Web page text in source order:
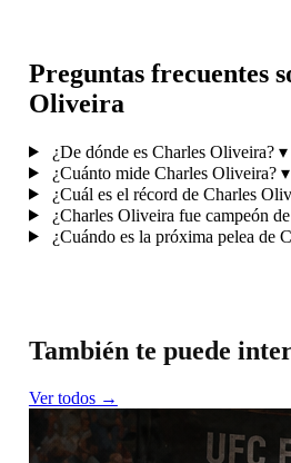
Preguntas frecuentes
Oliveira
¿De dónde es Charles Oliveira? ▾
¿Cuánto mide Charles Oliveira? ▾
¿Cuál es el récord de Charles
¿Charles Oliveira fue campeón
¿Cuándo es la próxima pelea de
También te puede
Ver todos →